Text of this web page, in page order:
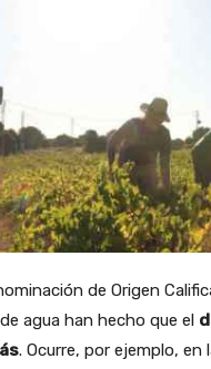
de Origen
agua han hecho que el
. Ocurre, por ejemplo, en